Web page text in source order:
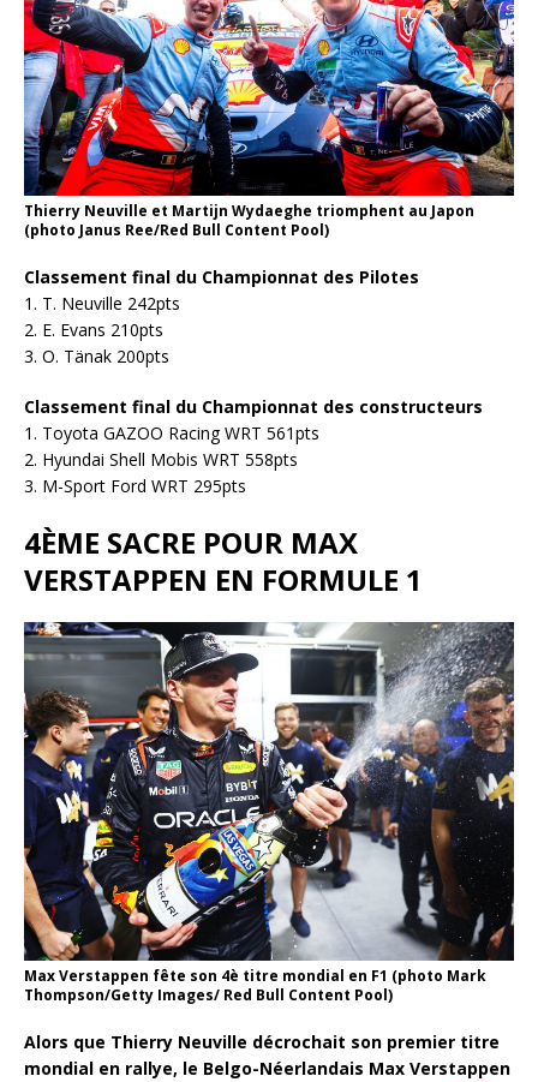
Thierry Neuville et Martijn Wydaeghe triomphent au Japon
(photo Janus Ree/Red Bull Content Pool)
Classement final du Championnat des Pilotes
1. T. Neuville 242pts
2. E. Evans 210pts
3. O. Tänak 200pts
Classement final du Championnat des constructeurs
1. Toyota GAZOO Racing WRT 561pts
2. Hyundai Shell Mobis WRT 558pts
3. M-Sport Ford WRT 295pts
4ÈME SACRE POUR MAX
VERSTAPPEN EN FORMULE 1
Max Verstappen fête son 4è titre mondial en F1 (photo Mark
Thompson/Getty Images/ Red Bull Content Pool)
Alors que Thierry Neuville décrochait son premier titre
mondial en rallye, le Belgo-Néerlandais Max Verstappen